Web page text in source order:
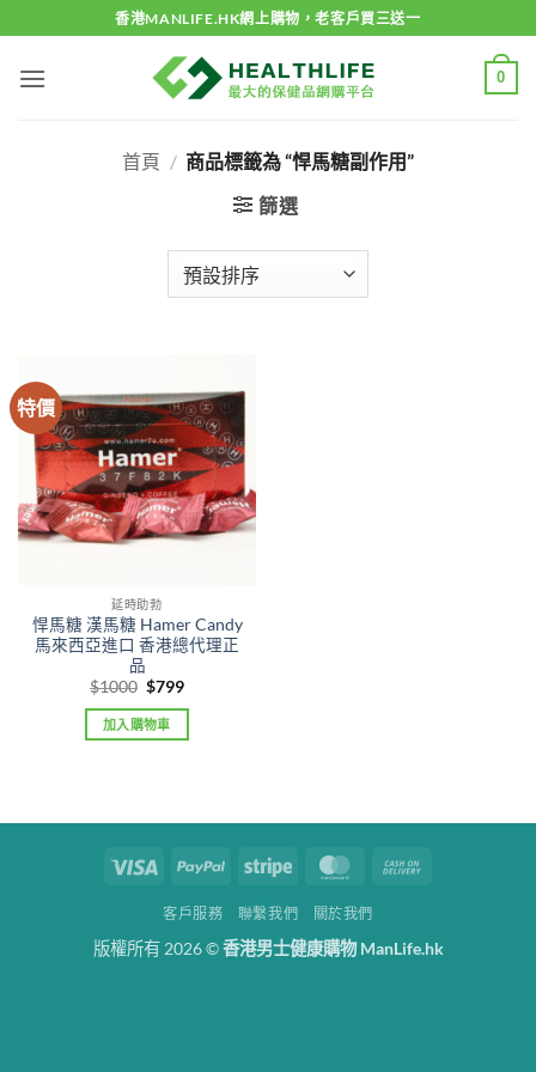
to
content
香港MANLIFE.HK網上購物，老客戶買三送一
0
首頁 / 商品標籤為 “悍馬糖副作用”
篩選
特價
延時助勃
悍馬糖 漢馬糖 Hamer Candy
馬來西亞進口 香港總代理正
品
$1000 Original
was:
$1000.
$799Current
is:
加入購物車
Visa PayPal Stripe MasterCard
客戶服務 聯繫我們 關於我們
版權所有 2026 ©香港男士健康購物 ManLife.hk